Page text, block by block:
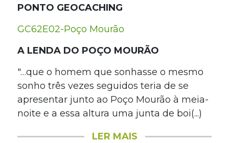
PONTO GEOCACHING
GC62E02-Poço Mourão
A LENDA DO POÇO MOURÃO
"…que o homem que sonhasse o mesmo
sonho três vezes seguidos teria de se
apresentar junto ao Poço Mourão à meia-
noite e a essa altura uma junta de boi(...)
LER MAIS